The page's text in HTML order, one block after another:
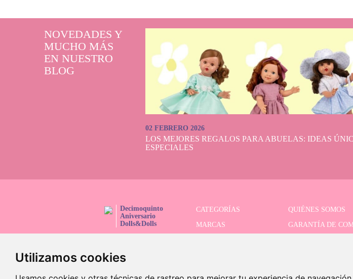
Utilizamos cookies
NOVEDADES Y
MUCHO MÁS
EN NUESTRO
BLOG
02 FEBRERO 2026
LOS MEJORES REGALOS PARA ABUELAS: IDEAS
ESPECIALES
Decimoquinto
Aniversario
Dolls&Dolls
CATEGORÍAS
QUIÉNES SOMOS
MARCAS
GARANTÍA DE